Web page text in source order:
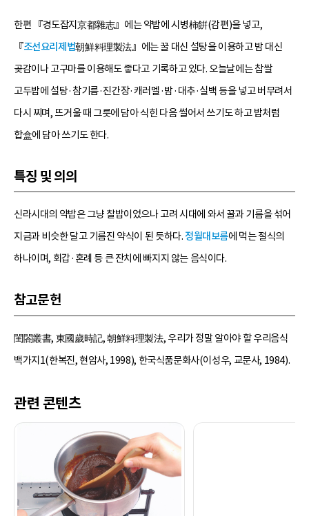
한편 『경도잡지京都雜志』에는 약밥에 시병柿餠(감편)을 넣고,
『조선요리제법朝鮮料理製法』에는 꿀 대신 설탕을 이용하고 밤 대신
곶감이나 고구마를 이용해도 좋다고 기록하고 있다. 오늘날에는 찹쌀
고두밥에 설탕·참기름·진간장·캐러멜·밤·대추·실백 등을 넣고 버무려서
다시 찌며, 뜨거울 때 그릇에 담아 식힌 다음 썰어서 쓰기도 하고 밥처럼
합盒에 담아 쓰기도 한다.
특징 및 의의
신라시대의 약밥은 그냥 찰밥이었으나 고려 시대에 와서 꿀과 기름을 섞어
지금과 비슷한 달고 기름진 약식이 된 듯하다.정월대보름에 먹는 절식의
하나이며, 회갑·혼례 등 큰 잔치에 빠지지 않는 음식이다.
참고문헌
閨閤叢書, 東國歲時記, 朝鮮料理製法, 우리가 정말 알아야 할 우리음식
백가지1(한복진, 현암사, 1998), 한국식품문화사(이성우, 교문사, 1984).
관련 콘텐츠